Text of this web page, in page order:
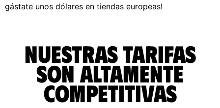
gástate unos dólares en tiendas europeas!
Nuestras tarifas
son altamente
competitivas